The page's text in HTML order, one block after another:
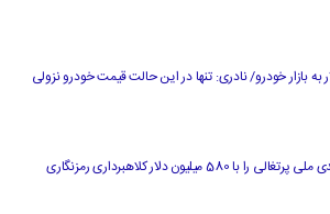
به بازار خودرو/ نادری: تنها در این حالت قیمت خودرو نزولی
مقامات تایلندی ملی پرتغالی را با 580 میلیون دلار کلاهبرداری رمزنگاری